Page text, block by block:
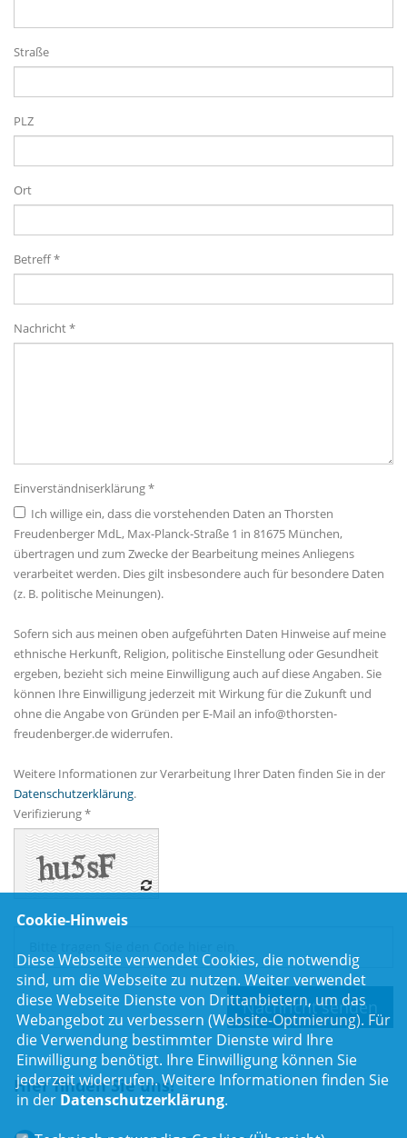
Straße
PLZ
Ort
Betreff *
Nachricht *
Einverständniserklärung *
Ich willige ein, dass die vorstehenden Daten an Thorsten
Freudenberger MdL, Max-Planck-Straße 1 in 81675 München,
übertragen und zum Zwecke der Bearbeitung meines Anliegens
verarbeitet werden. Dies gilt insbesondere auch für besondere Daten
(z. B. politische Meinungen).
Sofern sich aus meinen oben aufgeführten Daten Hinweise auf meine
ethnische Herkunft, Religion, politische Einstellung oder Gesundheit
ergeben, bezieht sich meine Einwilligung auch auf diese Angaben. Sie
können Ihre Einwilligung jederzeit mit Wirkung für die Zukunft und
ohne die Angabe von Gründen per E-Mail an info@thorsten-
freudenberger.de widerrufen.
Weitere Informationen zur Verarbeitung Ihrer Daten finden Sie in der
Datenschutzerklärung.
Verifizierung *
Hier finden Sie uns!
Cookie-Hinweis
Diese Webseite verwendet Cookies, die notwendig
sind, um die Webseite zu nutzen. Weiter verwendet
diese Webseite Dienste von Drittanbietern, um das
Webangebot zu verbessern (Website-Optmierung). Für
die Verwendung bestimmter Dienste wird Ihre
Einwilligung benötigt. Ihre Einwilligung können Sie
jederzeit widerrufen. Weitere Informationen finden Sie
in der Datenschutzerklärung.